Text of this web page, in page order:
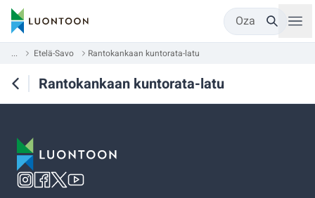
Oza
... Etelä-Savo Rantokankaan kuntorata-latu
Rantokankaan kuntorata-latu